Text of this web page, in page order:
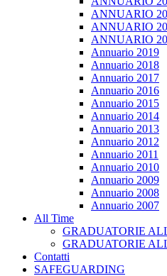
ANNUARIO
ANNUARIO
ANNUARIO
Annuario 2019
Annuario 2018
Annuario 2017
Annuario 2016
Annuario 2015
Annuario 2014
Annuario 2013
Annuario 2012
Annuario 2011
Annuario 2010
Annuario 2009
Annuario 2008
Annuario 2007
All Time
GRADUATORIE
GRADUATORIE
Contatti
SAFEGUARDING